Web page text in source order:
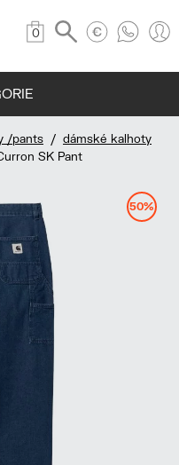
0
/pants / dámské kalhoty
SK Pant
50%